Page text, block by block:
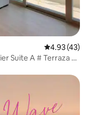
Calificación
4.93 (43)
Suite A # Terraza #